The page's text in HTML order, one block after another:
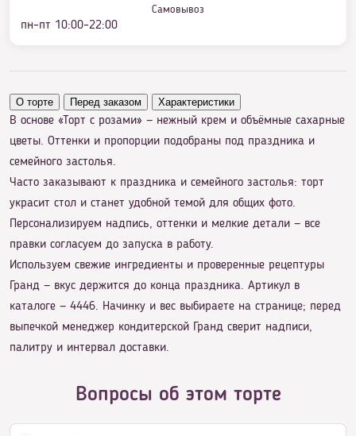
Самовывоз
пн–пт 10:00–22:00
О торте Перед заказом Характеристики
В основе «Торт с розами» — нежный крем и объёмные сахарные
цветы. Оттенки и пропорции подобраны под праздника и
семейного застолья.
Часто заказывают к праздника и семейного застолья: торт
украсит стол и станет удобной темой для общих фото.
Персонализируем надпись, оттенки и мелкие детали — все
правки согласуем до запуска в работу.
Используем свежие ингредиенты и проверенные рецептуры
Гранд — вкус держится до конца праздника. Артикул в
каталоге — 4446. Начинку и вес выбираете на странице; перед
выпечкой менеджер кондитерской Гранд сверит надписи,
палитру и интервал доставки.
Вопросы об этом торте